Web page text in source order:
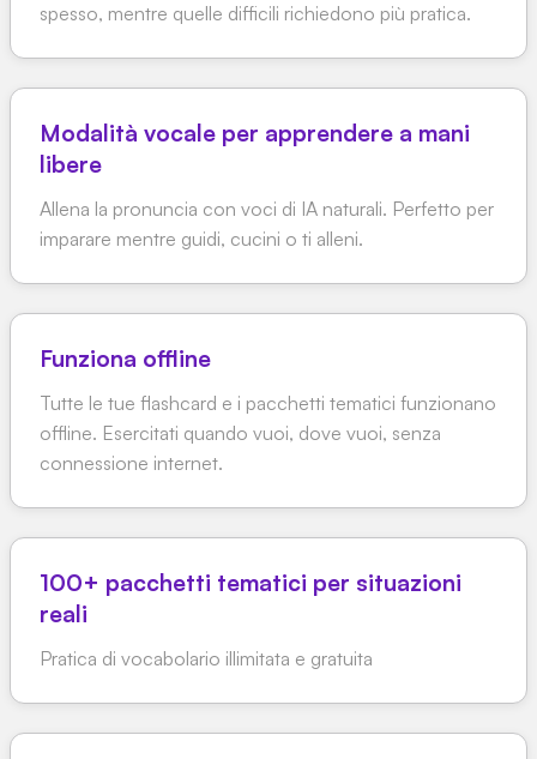
spesso, mentre quelle difficili richiedono più pratica.
Modalità vocale per apprendere a mani
libere
Allena la pronuncia con voci di IA naturali. Perfetto per
imparare mentre guidi, cucini o ti alleni.
Funziona offline
Tutte le tue flashcard e i pacchetti tematici funzionano
offline. Esercitati quando vuoi, dove vuoi, senza
connessione internet.
100+ pacchetti tematici per situazioni
reali
Pratica di vocabolario illimitata e gratuita